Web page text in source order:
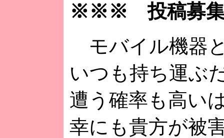
※※※ 投稿募
モバイル機器
いつも持ち運ぶ
遭う確率も高い
幸にも貴方が被